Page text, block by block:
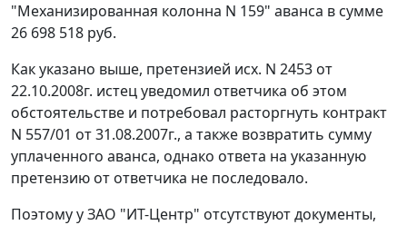
"Механизированная колонна N 159" аванса в сумме
26 698 518 руб.
Как указано выше, претензией исх. N 2453 от
22.10.2008г. истец уведомил ответчика об этом
обстоятельстве и потребовал расторгнуть контракт
N 557/01 от 31.08.2007г., а также возвратить сумму
уплаченного аванса, однако ответа на указанную
претензию от ответчика не последовало.
Поэтому у ЗАО "ИТ-Центр" отсутствуют документы,